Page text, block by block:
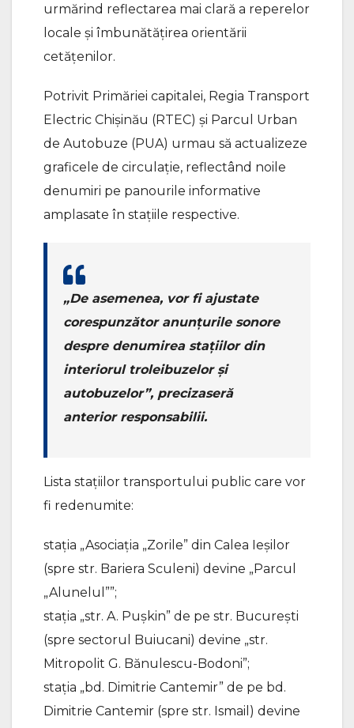
urmărind reflectarea mai clară a reperelor
locale și îmbunătățirea orientării
cetățenilor.
Potrivit Primăriei capitalei, Regia Transport
Electric Chișinău (RTEC) și Parcul Urban
de Autobuze (PUA) urmau să actualizeze
graficele de circulație, reflectând noile
denumiri pe panourile informative
amplasate în stațiile respective.
„De asemenea, vor fi ajustate
corespunzător anunțurile sonore
despre denumirea stațiilor din
interiorul troleibuzelor și
autobuzelor”, precizaseră
anterior responsabilii.
Lista stațiilor transportului public care vor
fi redenumite:
stația „Asociația „Zorile” din Calea Ieșilor
(spre str. Bariera Sculeni) devine „Parcul
„Alunelul””;
stația „str. A. Pușkin” de pe str. București
(spre sectorul Buiucani) devine „str.
Mitropolit G. Bănulescu-Bodoni”;
stația „bd. Dimitrie Cantemir” de pe bd.
Dimitrie Cantemir (spre str. Ismail) devine